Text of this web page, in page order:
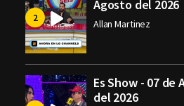
Agosto del 2026
Allan Martinez
Es Show - 07 de
del 2026